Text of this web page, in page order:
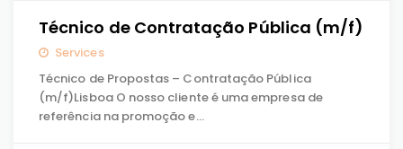
Técnico de Contratação Pública (m/f)
Services
Técnico de Propostas – Contratação Pública
(m/f)Lisboa O nosso cliente é uma empresa de
referência na promoção e…